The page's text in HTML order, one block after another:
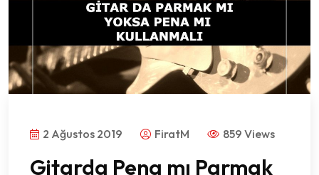
2 Ağustos 2019 FiratM 859 Views
Gitarda Pena mı Parmak